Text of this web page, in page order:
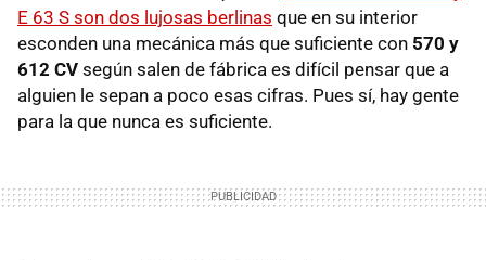
E 63 S son dos lujosas berlinas que en su interior
esconden una mecánica más que suficiente con 570 y
612 CV según salen de fábrica es difícil pensar que a
alguien le sepan a poco esas cifras. Pues sí, hay gente
para la que nunca es suficiente.